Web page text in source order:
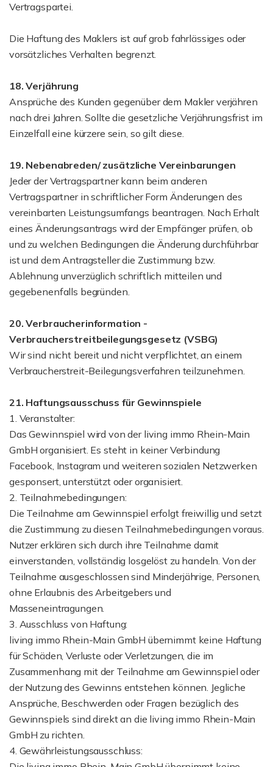
Vertragspartei.
Die Haftung des Maklers ist auf grob fahrlässiges oder
vorsätzliches Verhalten begrenzt.
18. Verjährung
Ansprüche des Kunden gegenüber dem Makler verjähren
nach drei Jahren. Sollte die gesetzliche Verjährungsfrist im
Einzelfall eine kürzere sein, so gilt diese.
19. Nebenabreden/ zusätzliche Vereinbarungen
Jeder der Vertragspartner kann beim anderen
Vertragspartner in schriftlicher Form Änderungen des
vereinbarten Leistungsumfangs beantragen. Nach Erhalt
eines Änderungsantrags wird der Empfänger prüfen, ob
und zu welchen Bedingungen die Änderung durchführbar
ist und dem Antragsteller die Zustimmung bzw.
Ablehnung unverzüglich schriftlich mitteilen und
gegebenenfalls begründen.
20. Verbraucherinformation -
Verbraucherstreitbeilegungsgesetz (VSBG)
Wir sind nicht bereit und nicht verpflichtet, an einem
Verbraucherstreit-Beilegungsverfahren teilzunehmen.
21. Haftungsausschuss für Gewinnspiele
1. Veranstalter:
Das Gewinnspiel wird von der living immo Rhein-Main
GmbH organisiert. Es steht in keiner Verbindung
Facebook, Instagram und weiteren sozialen Netzwerken
gesponsert, unterstützt oder organisiert.
2. Teilnahmebedingungen:
Die Teilnahme am Gewinnspiel erfolgt freiwillig und setzt
die Zustimmung zu diesen Teilnahmebedingungen voraus.
Nutzer erklären sich durch ihre Teilnahme damit
einverstanden, vollständig losgelöst zu handeln. Von der
Teilnahme ausgeschlossen sind Minderjährige, Personen,
ohne Erlaubnis des Arbeitgebers und
Masseneintragungen.
3. Ausschluss von Haftung:
living immo Rhein-Main GmbH übernimmt keine Haftung
für Schäden, Verluste oder Verletzungen, die im
Zusammenhang mit der Teilnahme am Gewinnspiel oder
der Nutzung des Gewinns entstehen können. Jegliche
Ansprüche, Beschwerden oder Fragen bezüglich des
Gewinnspiels sind direkt an die living immo Rhein-Main
GmbH zu richten.
4. Gewährleistungsausschluss: